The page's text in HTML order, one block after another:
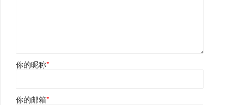
你的昵称*
你的邮箱*